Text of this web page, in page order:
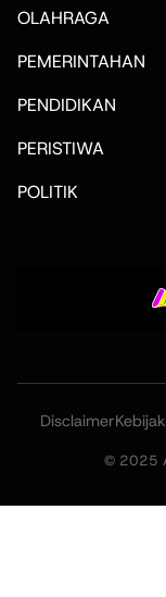
OLAHRAGA
PEMERINTAHAN
PENDIDIKAN
PERISTIWA
POLITIK
Disclaimer
© 2025